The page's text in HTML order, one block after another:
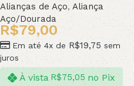
Alianças de Aço,Aliança
Aço/Dourada
R$79,00
Em até 4x deR$19,75 sem
juros
À vista R$75,05 no Pix